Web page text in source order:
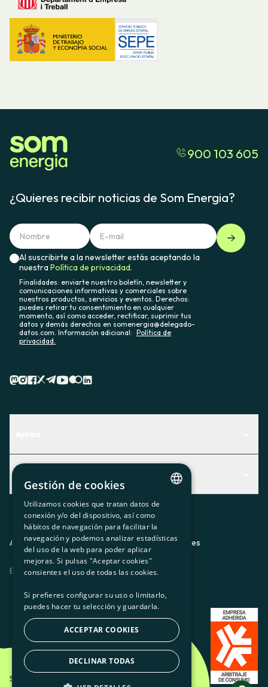
900 103 605
¿Quieres recibir noticias de Som Energia?
Al suscribirte a la newsletter estás aceptando la
nuestraPolítica de privacidad.
Finalidades: enviarte nuestro boletín, newsletter y
comunicaciones informativas y comerciales sobre
nuestros productos, servicios y eventos. Derechos:
puedes retirar tu consentimiento en cualquier
momento, así como acceder, rectificar, suprimir tus
datos y demás derechos en somenergia@delegado-
datos.com. Información adicional: Política de
privacidad.
Descubre qué servicio te encaja mejor
Contacto
Actualidad
El rincón de la socia
Prensa
Trabaja con nosotros
Aviso legalPolítica de privacidadPolítica de cookies
ES CAGLEU
Som Energia SCCL - 2026
CATALAN
SPANISH
GL
BASQUE
Gestión de cookies
Utilizamos cookies que tratan datos de
conexión y/o del dispositivo, así como
hábitos de navegación para facilitar la
navegación y podemos analizar estadísticas
del uso de la web para poder aplicar
mejoras. Si pulsas "Aceptar cookies"
consientes el uso de todas las cookies.
Si prefieres configurar su uso o limitarlo,
puedes hacer tu selección y guardarla.
ACCEPTAR COOKIES
DECLINAR TODAS